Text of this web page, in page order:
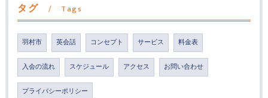
タグ Tags
羽村市 英会話 コンセプト サービス 料金表
入会の流れ スケジュール アクセス お問い合わせ
プライバシーポリシー